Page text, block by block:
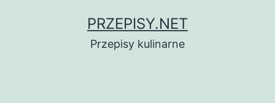
PRZEPISY.NET
Przepisy kulinarne